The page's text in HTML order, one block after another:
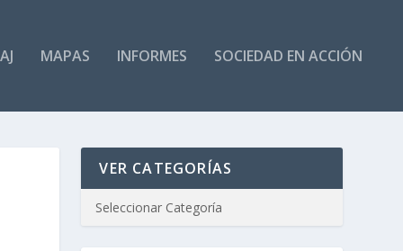
MAPAS INFORMES SOCIEDAD EN ACCIÓN
VER CATEGORÍAS